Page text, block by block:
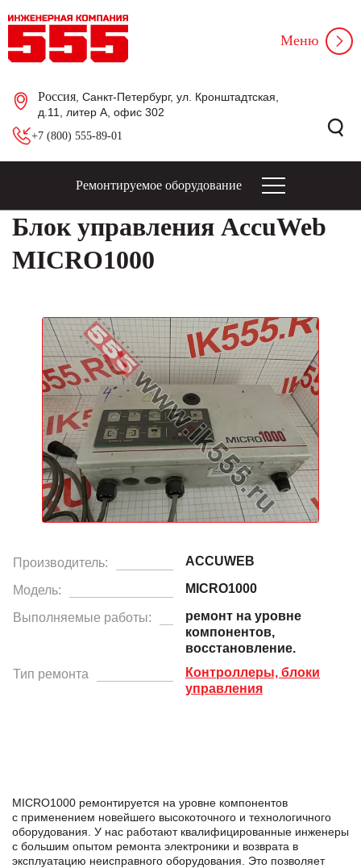
Россия , Санкт-Петербург, ул. Кронштадтская,
д.11, литер А, офис 302
+7 (800) 555-89-01
Меню
Ремонтируемое оборудование
Блок управления AccuWeb
MICRO1000
Производитель: ACCUWEB
Модель: MICRO1000
Выполняемые работы:
ремонт на уровне
компонентов,
восстановление.
Тип ремонта
Контроллеры, блоки
управления
MICRO1000 ремонтируется на уровне компонентов
с применением новейшего высокоточного и технологичного
оборудования. У нас работают квалифицированные инженеры
с большим опытом ремонта электроники и возврата в
эксплуатацию неисправного оборудования. Это позволяет